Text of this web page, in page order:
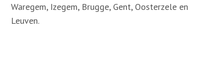
Waregem, Izegem, Brugge, Gent, Oosterzele en
Leuven.